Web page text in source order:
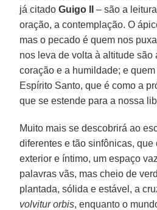
já citadoGuigo II
– são a
oração, a contemplação. O
mas o pecado é quem nos
nos leva de volta à altitude são
coração e a humildade; e
Espírito Santo, que é como a
que se estende para a nossa
Muito mais se descobrirá ao
diferentes e tão sinfônicas, que
exterior e íntimo, um espaço
palavras vãs, mas cheio de
plantada, sólida e estável, a
volvitur orbis, enquanto o